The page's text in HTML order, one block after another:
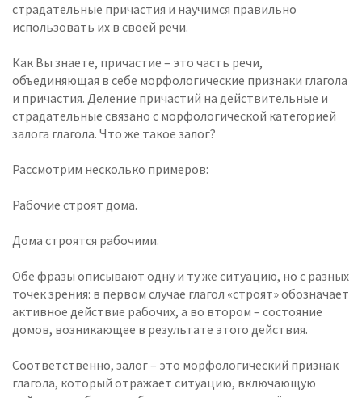
страдательные причастия и научимся правильно
использовать их в своей речи.
Как Вы знаете, причастие – это часть речи,
объединяющая в себе морфологические признаки глагола
и причастия. Деление причастий на действительные и
страдательные связано с морфологической категорией
залога глагола. Что же такое залог?
Рассмотрим несколько примеров:
Рабочие строят дома.
Дома строятся рабочими.
Обе фразы описывают одну и ту же ситуацию, но с разных
точек зрения: в первом случае глагол «строят» обозначает
активное действие рабочих, а во втором – состояние
домов, возникающее в результате этого действия.
Соответственно, залог – это морфологический признак
глагола, который отражает ситуацию, включающую